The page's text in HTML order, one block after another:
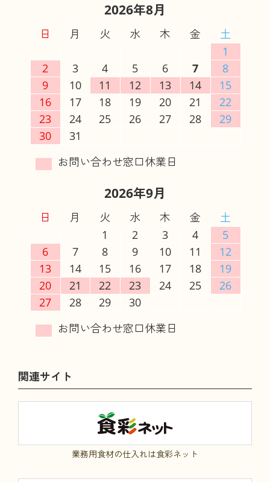
2026年8月
日 月 火 水 木 金
土
1
2
3 4 5 6 7
8
9
10 11 12 13 14
15
16
17 18 19 20 21
22
23
24 25 26 27 28
29
30
31
2026年9月
日 月 火 水 木 金
土
1
2 3 4
5
6
7 8 9 10 11
12
13
14 15 16 17 18
19
20
21 22 23 24 25
26
27
28 29 30
関連サイト
業務用食材の仕入れは食彩ネット